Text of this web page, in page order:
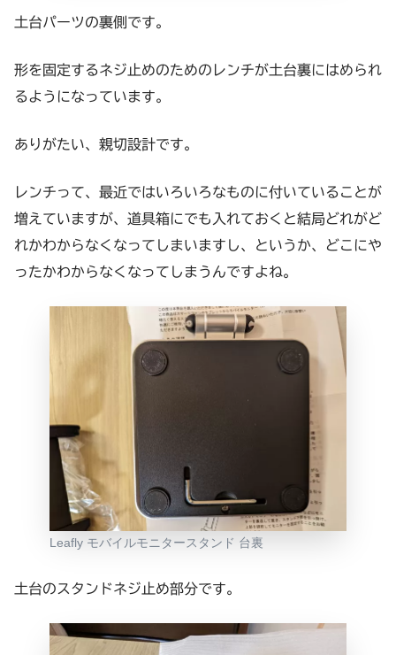
土台パーツの裏側です。
形を固定するネジ止めのためのレンチが土台裏にはめられ
るようになっています。
ありがたい、親切設計です。
レンチって、最近ではいろいろなものに付いていることが
増えていますが、道具箱にでも入れておくと結局どれがど
れかわからなくなってしまいますし、というか、どこにや
ったかわからなくなってしまうんですよね。
Leafly モバイルモニタースタンド 台裏
土台のスタンドネジ止め部分です。